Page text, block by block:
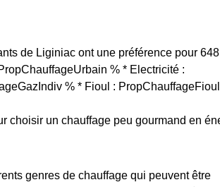
de Liginiac ont une préférence pour
% * Electricité :
% * Fioul :
choisir un chauffage peu gourmand en
genres de chauffage qui peuvent être